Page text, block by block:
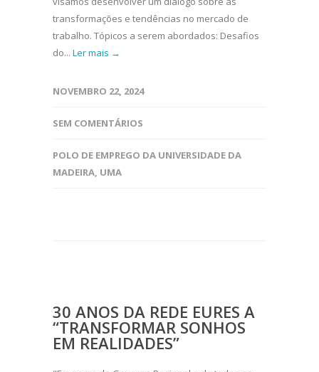
transformações e tendências no mercado de
trabalho. Tópicos a serem abordados: Desafios
do... Ler mais →
NOVEMBRO 22, 2024
SEM COMENTÁRIOS
POLO DE EMPREGO DA UNIVERSIDADE DA
MADEIRA, UMA
30 ANOS DA REDE EURES A
“TRANSFORMAR SONHOS
EM REALIDADES”